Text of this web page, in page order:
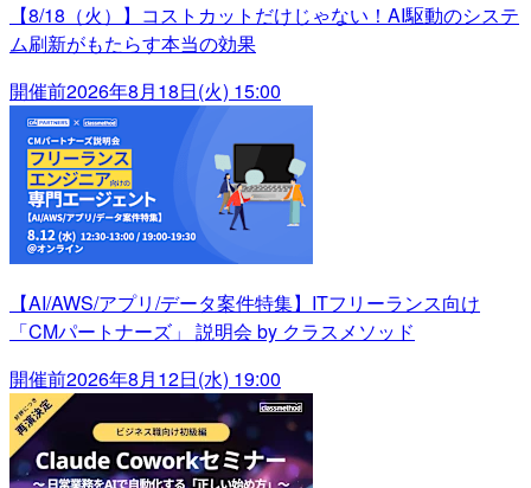
【8/18（火）】コストカットだけじゃない！AI駆動のシステ
ム刷新がもたらす本当の効果
開催前2026年8月18日(火) 15:00
【AI/AWS/アプリ/データ案件特集】ITフリーランス向け
「CMパートナーズ」 説明会 by クラスメソッド
開催前2026年8月12日(水) 19:00